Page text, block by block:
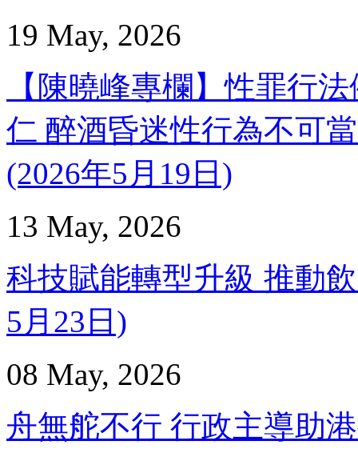
19 May, 2026
【陳曉峰專欄】性罪行
仁 醉酒昏迷性行為不可
(2026年5月19日)
13 May, 2026
科技賦能轉型升級 推動
5月23日)
08 May, 2026
舟無舵不行 行政主導助